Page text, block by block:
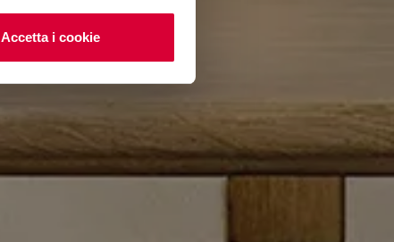
Accetta i cookie